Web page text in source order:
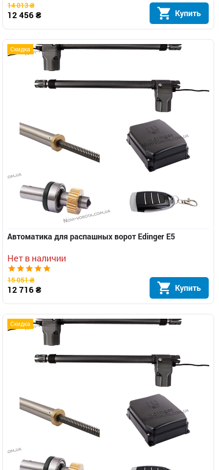
14 013 ₴
12 456 ₴ Купить
Скидка
Автоматика для распашных ворот Edinger E5
Нет в наличии
15 051 ₴
12 716 ₴ Купить
Скидка